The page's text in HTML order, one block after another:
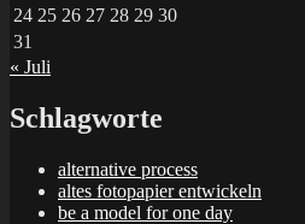
24 25 26 27 28 29 30
31
« Juli
Schlagworte
alternative process
altes fotopapier entwickeln
be a model for one day